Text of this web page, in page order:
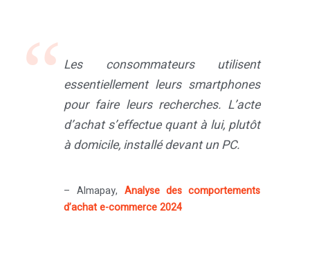
Les consommateurs utilisent
essentiellement leurs smartphones
pour faire leurs recherches. L’acte
d’achat s’effectue quant à lui, plutôt
à domicile, installé devant un PC.
– Almapay, Analyse des comportements
d’achat e-commerce 2024